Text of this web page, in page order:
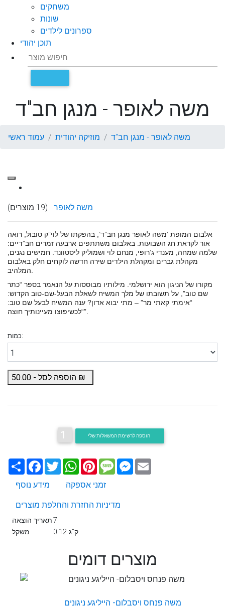
משחקים
שונות
ספרונים לילדים
תוכן יהודי
משה לאופר - מנגן חב"ד
עמוד ראשי מוזיקה יהודית משה לאופר - מנגן חב"ד
משה לאופר (19 מוצרים)
אלבום המופת ‘משה לאופר מנגן חב”ד’, בהפקתו של לוי”ק טובול, רואה
אור לקראת חג השבועות. באלבום משתתפים ארבעה זמרים חב”דיים:
שלמה שמחה, מענדי ג’רופי, מנחם לוי ושמוליק ליסטוונד. חמישים נגנים,
מקהלת גברים ומקהלת הילדים שירה חדשה לוקחים חלק באלבום
מקורו של הניגון הוא ירושלמי. מילותיו מבוססות על הנאמר בספר “כתר
שם טוב”, על תשובתו של מלך המשיח לשאלת הבעל-שם-טוב הקדוש:
“אימתי קאתי מר” – מתי יבוא אדון? ענה המשיח לבעל שם טוב:
“לכשיפוצו מעיינותיך חוצה”.
כמות:
הוספה לסל - 50.00
1
שתף Facebook
TwitterWhatsApp
PinterestMessageMessenger
מידע נוסף
זמני אספקה
מדיניות החזרת והחלפת מוצרים
תאריך הוצאה7
משקל
0.12 ק"ג
מוצרים דומים
משה פנחס ויסבלום- הייליגע ניגונים